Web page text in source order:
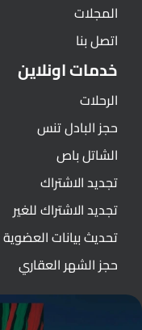
المجلات
اتصل بنا
خدمات اونلاين
الرحلات
حجز البادل تنس
الشاتل باص
تجديد الاشتراك
تجديد الاشتراك للغير
تحديث بيانات العضوية
حجز الشهر العقاري